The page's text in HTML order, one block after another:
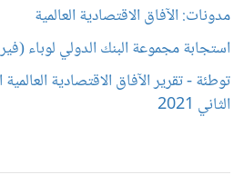
مدونات: الآفاق الاقتصادية العالمية
استجابة مجموعة البنك الدولي لوباء
توطئة - تقرير الآفاق الاقتصادية
الثاني 2021